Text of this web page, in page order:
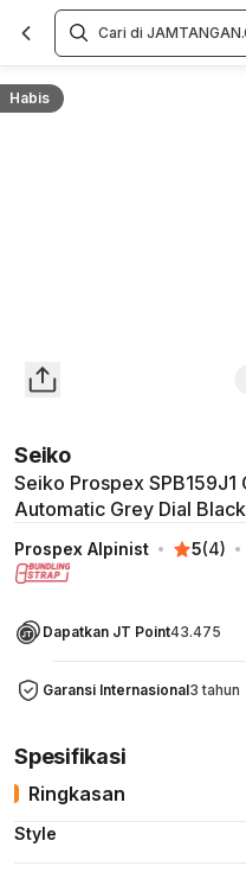
Habis
Seiko
Seiko Prospex
Automatic Grey Dial
Prospex Alpinist 5(4)
Dapatkan JT Point43.475
Garansi Internasional3 tahun
Overview
Spesifikasi
Ringkasan
Style